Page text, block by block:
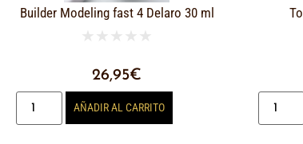
Builder Modeling fast 4 Delaro 30 ml
★ ★ ★ ★ ★
26,95€
AÑADIR AL CARRITO